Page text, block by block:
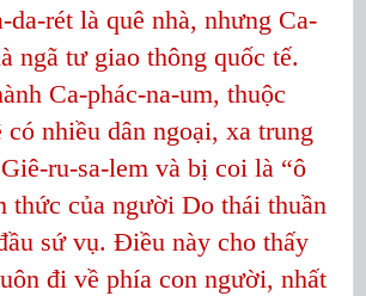
da-rét là quê nhà, nhưng Ca-
ngã tư giao thông quốc tế.
Ca-phác-na-um, thuộc
nhiều dân ngoại, xa trung
ru-sa-lem và bị coi là “ô
thức của người Do thái thuần
sứ vụ. Điều này cho thấy
đi về phía con người, nhất